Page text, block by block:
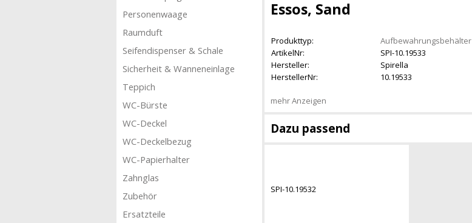
Personenwaage
Raumduft
Seifendispenser & Schale
Sicherheit & Wanneneinlage
Teppich
WC-Bürste
WC-Deckel
WC-Deckelbezug
WC-Papierhalter
Zahnglas
Zubehör
Ersatzteile
Essos, Sand
Produkttyp:
Aufbewahrungsbehälter
ArtikelNr:
SPI-10.19533
Hersteller:
Spirella
HerstellerNr:
10.19533
mehr Anzeigen
Dazu passend
SPI-10.19532